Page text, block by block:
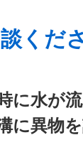
くだ
に水が
に異物